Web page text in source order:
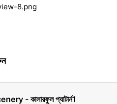
- কালারফুল প্যাটার্ন1